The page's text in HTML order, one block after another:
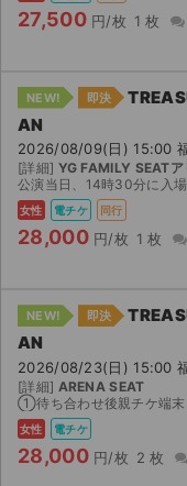
27,500 円/枚 1 枚
NEW! 即決
AN
2026/08/09(日) 15:00
[詳細] YG FAMILY SEAT
公演当日、14時30分に入場口付近にて待ち合わせし、こちらで用意した端末
女性 電チケ 同行
28,000 円/枚 1 枚
NEW! 即決
AN
2026/08/23(日) 15:00
[詳細] ARENA SEAT
①待ち合わせ後親チケ端末、子チケ分配 ②子チケ2枚分配(こちらが指定した座
女性 電チケ
28,000 円/枚 2 枚